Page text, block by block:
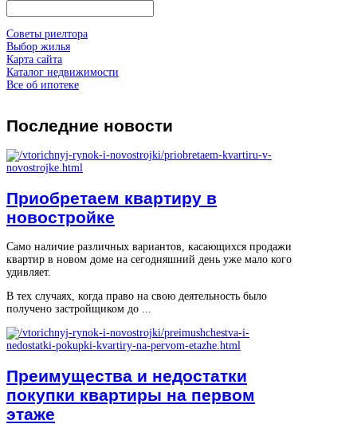
Советы риелтора
Выбор жилья
Карта сайта
Каталог недвижимости
Все об ипотеке
Последние новости
Приобретаем квартиру в
новостройке
Само наличие различных вариантов, касающихся продажи
квартир в новом доме на сегодняшний день уже мало кого
удивляет.
В тех случаях, когда право на свою деятельность было
получено застройщиком до ...
Преимущества и недостатки
покупки квартиры на первом
этаже